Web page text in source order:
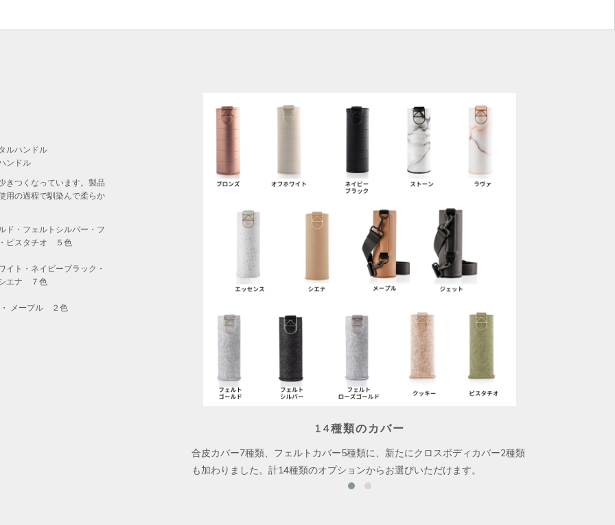
ルハンドル
ンドル
きつくなっています。製品
用の過程で馴染んで柔らか
・フェルトシルバー・フ
ピスタチオ ５色
ト・ネイビーブラック・
エナ ７色
メープル ２色
14種類のカバー
合皮カバー7種類、フェルトカバー5種類に、新たにクロスボディカバー2種類
も加わりました。計14種類のオプションからお選びいただけます。